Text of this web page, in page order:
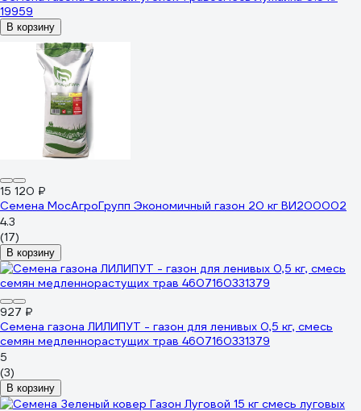
19959
В корзину
15 120 ₽
Семена МосАгроГрупп Экономичный газон 20 кг ВИ200002
4.3
(17)
В корзину
927 ₽
Семена газона ЛИЛИПУТ - газон для ленивых 0,5 кг, смесь
семян медленнорастущих трав 4607160331379
5
(3)
В корзину